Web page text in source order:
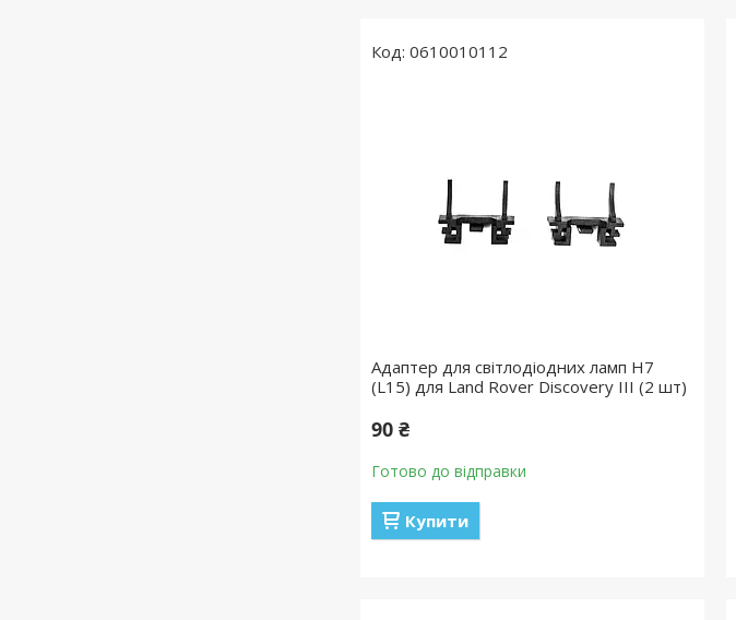
0610010112
Адаптер для світлодіодних ламп H7
(L15) для Land Rover Discovery III (2 шт)
90 ₴
Готово до відправки
Купити